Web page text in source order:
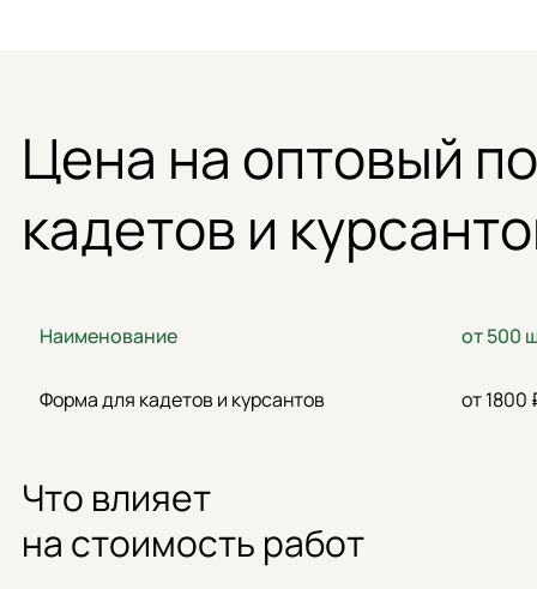
Цена на оптовый
кадетов и
Наименование от 500
Форма для кадетов и курсантов от 1800
Что влияет
на стоимость работ